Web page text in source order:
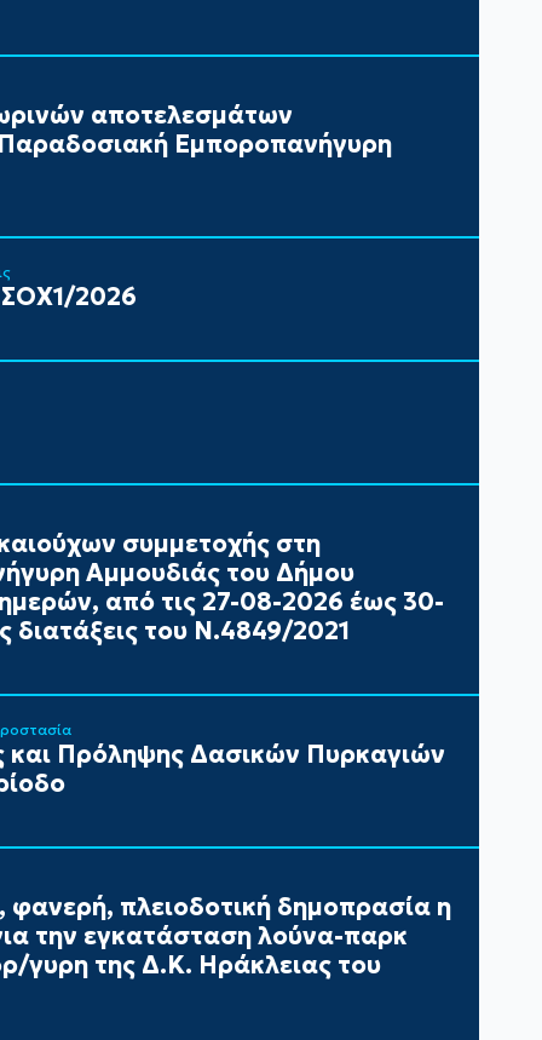
αποτελεσμάτων
Εμποροπανήγυρη
2026
συμμετοχής στη
Αμμουδιάς του Δήμου
από τις 27-08-2026 έως 30-
του Ν.4849/2021
Πρόληψης Δασικών Πυρκαγιών
φανερή, πλειοδοτική δημοπρασία η
την εγκατάσταση λούνα-παρκ
γυρη της Δ.Κ. Ηράκλειας του